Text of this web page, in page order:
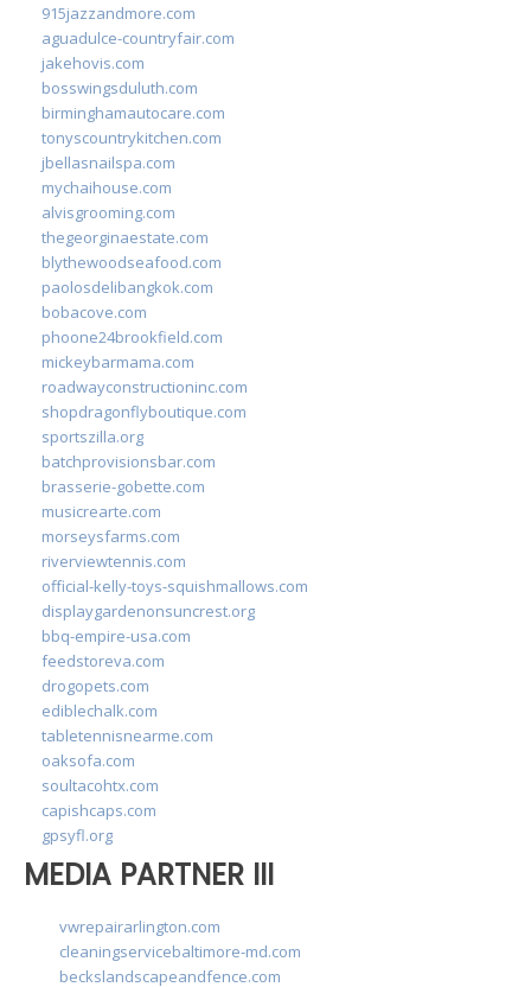
915jazzandmore.com
aguadulce-countryfair.com
jakehovis.com
bosswingsduluth.com
birminghamautocare.com
tonyscountrykitchen.com
jbellasnailspa.com
mychaihouse.com
alvisgrooming.com
thegeorginaestate.com
blythewoodseafood.com
paolosdelibangkok.com
bobacove.com
phoone24brookfield.com
mickeybarmama.com
roadwayconstructioninc.com
shopdragonflyboutique.com
sportszilla.org
batchprovisionsbar.com
brasserie-gobette.com
musicrearte.com
morseysfarms.com
riverviewtennis.com
official-kelly-toys-squishmallows.com
displaygardenonsuncrest.org
bbq-empire-usa.com
feedstoreva.com
drogopets.com
ediblechalk.com
tabletennisnearme.com
oaksofa.com
soultacohtx.com
capishcaps.com
gpsyfl.org
MEDIA PARTNER III
vwrepairarlington.com
cleaningservicebaltimore-md.com
beckslandscapeandfence.com